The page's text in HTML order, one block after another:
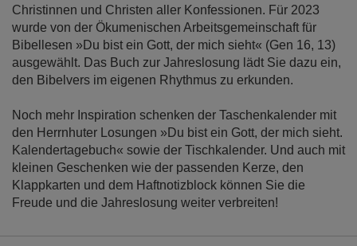
Christinnen und Christen aller Konfessionen. Für 2023
wurde von der Ökumenischen Arbeitsgemeinschaft für
Bibellesen »Du bist ein Gott, der mich sieht« (Gen 16, 13)
ausgewählt. Das Buch zur Jahreslosung lädt Sie dazu ein,
den Bibelvers im eigenen Rhythmus zu erkunden.
Noch mehr Inspiration schenken der Taschenkalender mit
den Herrnhuter Losungen »Du bist ein Gott, der mich sieht.
Kalendertagebuch« sowie der Tischkalender. Und auch mit
kleinen Geschenken wie der passenden Kerze, den
Klappkarten und dem Haftnotizblock können Sie die
Freude und die Jahreslosung weiter verbreiten!